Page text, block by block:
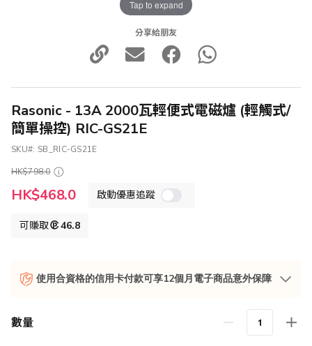
Tap to expand
分享給朋友
Rasonic - 13A 2000瓦輕便式電磁爐 (輕觸式/
簡單操控) RIC-GS21E
SKU
SB_RIC-GS21E
HK$798.0
特
殊
HK$468.0 啟動優惠追蹤
可賺取 46.8
使用合資格的信用卡付款可享12個月電子商品意外保障
數量